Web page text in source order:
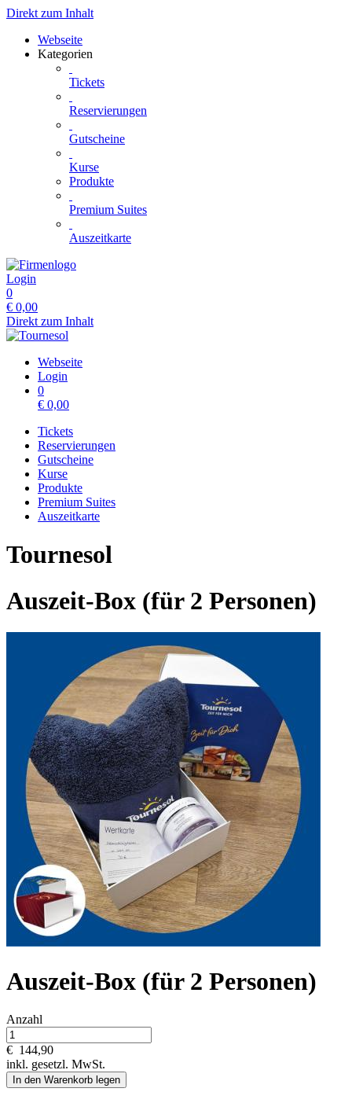
Direkt zum Inhalt
Webseite
Kategorien
Tickets
Reservierungen
Gutscheine
Kurse
Produkte
Premium Suites
Auszeitkarte
Login
0
€ 0,00
Direkt zum Inhalt
Webseite
Login
0
€ 0,00
Tickets
Reservierungen
Gutscheine
Kurse
Produkte
Premium Suites
Auszeitkarte
Tournesol
Auszeit-Box (für 2 Personen)
Auszeit-Box (für 2 Personen)
Anzahl
€ 144,90
inkl. gesetzl. MwSt.
In den Warenkorb legen